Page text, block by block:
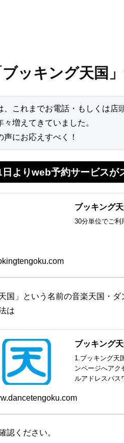
ッキング天国
、これまでお電話・もしくは店
々増えてきていました。
声にお応えすべく！
よりweb予約サービスが
ブッキング
30分単位でご利
国」という名前の音楽天国・
は
ブッキング
1.ブッキング天
ンページへアク
ルアドレスパス
認ください。